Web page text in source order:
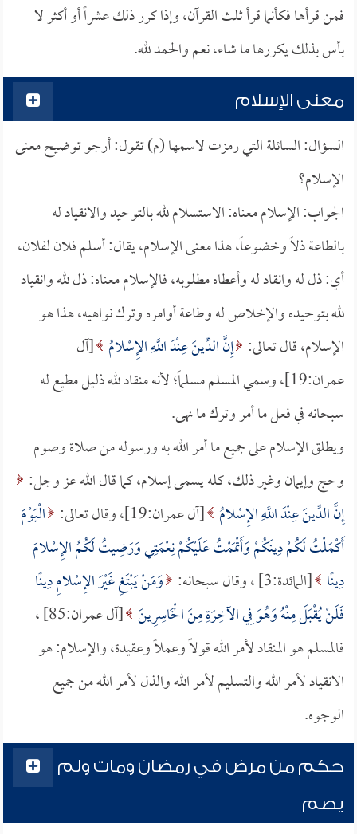
فمن قرأها فكأنما قرأ ثلث القرآن، وإذا كرر ذلك عشراً أو أكثر لا
بأس بذلك يكررها ما شاء، نعم والحمد لله.
معنى الإسلام
السؤال: السائلة التي رمزت لاسمها (م) تقول: أرجو توضيح معنى
الإسلام؟
الجواب: الإسلام معناه: الاستسلام لله بالتوحيد والانقياد له
بالطاعة ذلاً وخضوعاً، هذا معنى الإسلام، يقال: أسلم فلان لفلان،
أي: ذل له وانقاد له وأعطاه مطلوبه، فالإسلام معناه: ذل لله وانقياد
لله بتوحيده والإخلاص له وطاعة أوامره وترك نواهيه، هذا هو
الإسلام، قال تعالى: إِنَّ الدِّينَ عِنْدَ اللَّهِ الإِسْلامُ [آل
عمران:19]، وسمي المسلم مسلماً؛ لأنه منقاد لله ذليل مطيع له
سبحانه في فعل ما أمر وترك ما نهى.
ويطلق الإسلام على جميع ما أمر الله به ورسوله من صلاة وصوم
وحج وإيمان وغير ذلك، كله يسمى إسلام، كما قال الله عز وجل:
إِنَّ الدِّينَ عِنْدَ اللَّهِ الإِسْلامُ [آل عمران:19]، وقال تعالى:
الْيَوْمَ
أَكْمَلْتُ لَكُمْ دِينَكُمْ وَأَتْمَمْتُ عَلَيْكُمْ نِعْمَتِي وَرَضِيتُ لَكُمُ الإِسْلامَ
دِينًا [المائدة:3] ، وقال سبحانه:
وَمَنْ يَبْتَغِ غَيْرَ الإِسْلامِ دِينًا
فَلَنْ يُقْبَلَ مِنْهُ وَهُوَ فِي الآخِرَةِ مِنَ الْخَاسِرِينَ
[آل عمران:85] ،
فالمسلم هو المنقاد لأمر الله قولاً وعملاً وعقيدة، والإسلام: هو
الانقياد لأمر الله والتسليم لأمر الله والذل لأمر الله من جميع
الوجوه.
حكم من مرض في رمضان ومات ولم
يصم